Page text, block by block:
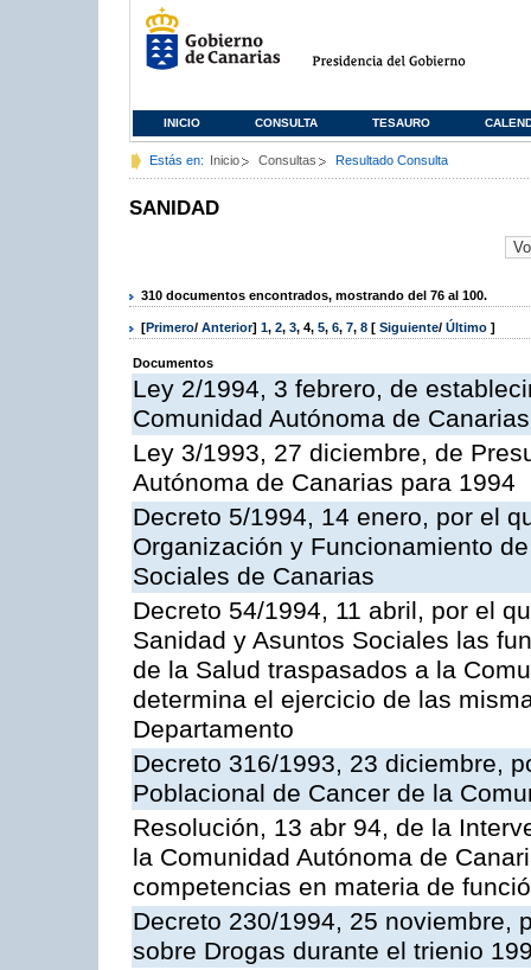
INICIO CONSULTA TESAURO
Estás en: Inicio Consultas Resultado Consulta
SANIDAD
310 documentos encontrados, mostrando del 76 al 100.
[Primero/ Anterior] 1, 2, 3, 4, 5, 6, 7, 8 [ Siguiente/ Último ]
Documentos
Ley 2/1994, 3 febrero, de
Comunidad Autónoma de Canarias
Ley 3/1993, 27 diciembre, de
Autónoma de Canarias para 1994
Decreto 5/1994, 14 enero, por el
Organización y Funcionamiento
Sociales de Canarias
Decreto 54/1994, 11 abril, por el
Sanidad y Asuntos Sociales las
de la Salud traspasados a la
determina el ejercicio de las
Departamento
Decreto 316/1993, 23 diciembre,
Poblacional de Cancer de la
Resolución, 13 abr 94, de la
la Comunidad Autónoma de
competencias en materia de
Decreto 230/1994, 25 noviembre,
sobre Drogas durante el trienio